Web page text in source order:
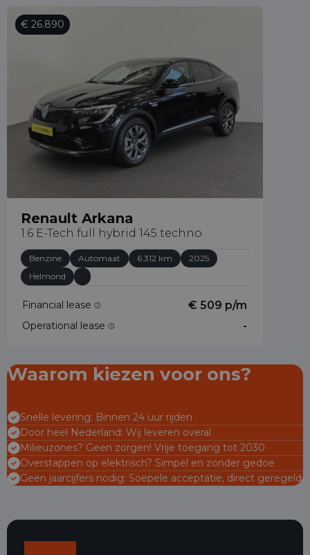
€ 26.890
Renault Arkana
1.6 E-Tech full hybrid 145 techno
Benzine Automaat 6.312 km
2025
Helmond
Financial lease € 509 p/m
Operational lease -
Waarom kiezen voor ons?
Snelle levering: Binnen 24 uur rijden
Door heel Nederland: Wij leveren overal
Milieuzones? Geen zorgen! Vrije toegang tot 2030
Overstappen op elektrisch? Simpel en zonder gedoe
Geen jaarcijfers nodig: Soepele acceptatie, direct geregeld